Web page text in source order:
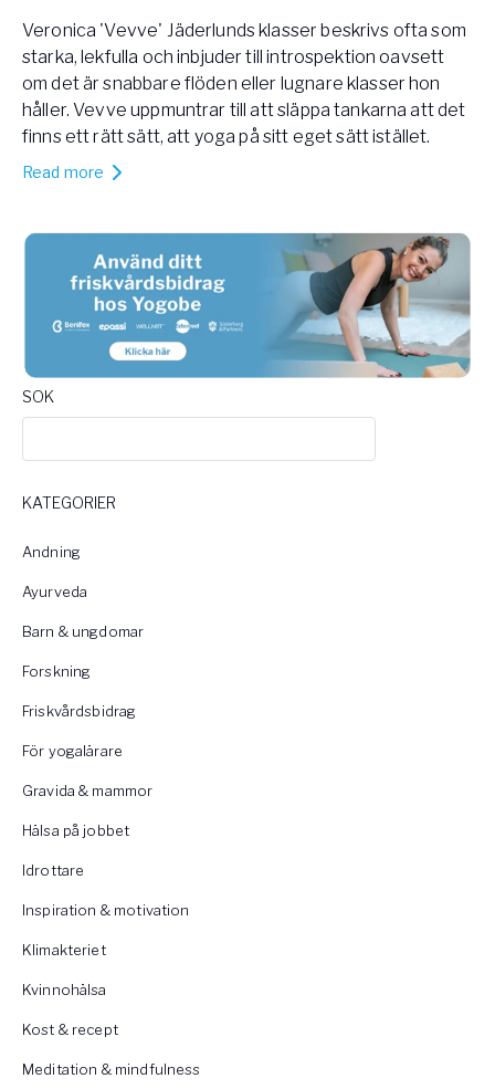
Veronica 'Vevve' Jäderlunds klasser beskrivs ofta som
starka, lekfulla och inbjuder till introspektion​ o​avsett
om det är snabbare flöden eller lugnare klasser hon
håller. Vevve uppmuntrar till att släppa tankarna att det
finns ett rätt sätt, att yoga på sitt eget sätt istället.
Read more
SOK
KATEGORIER
Andning
Ayurveda
Barn & ungdomar
Forskning
Friskvårdsbidrag
För yogalärare
Gravida & mammor
Hälsa på jobbet
Idrottare
Inspiration & motivation
Klimakteriet
Kvinnohälsa
Kost & recept
Meditation & mindfulness